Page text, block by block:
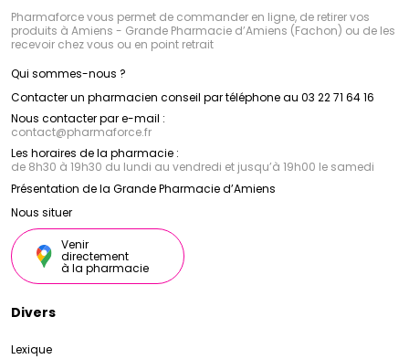
Pharmaforce vous permet de commander en ligne, de retirer vos
produits à Amiens - Grande Pharmacie d’Amiens (Fachon) ou de les
recevoir chez vous ou en point retrait
Qui sommes-nous ?
Contacter un pharmacien conseil par téléphone au 03 22 71 64 16
Nous contacter par e-mail :
contact@pharmaforce.fr
Les horaires de la pharmacie :
de 8h30 à 19h30 du lundi au vendredi et jusqu’à 19h00 le samedi
Présentation de la Grande Pharmacie d’Amiens
Nous situer
Venir
directement
à la pharmacie
Divers
Lexique